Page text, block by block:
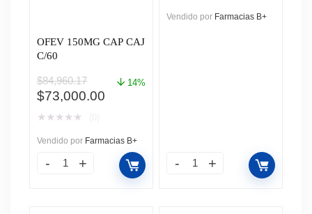
OFEV 150MG CAP CAJ
C/60
$84,960.17
El
precio
era:
$84,960.17.
$73,000.00El
es:
$73,000.00.
14%
★ ★ ★ ★ ★
Vendido por Farmacias B+
Vendido por Farmacias B+